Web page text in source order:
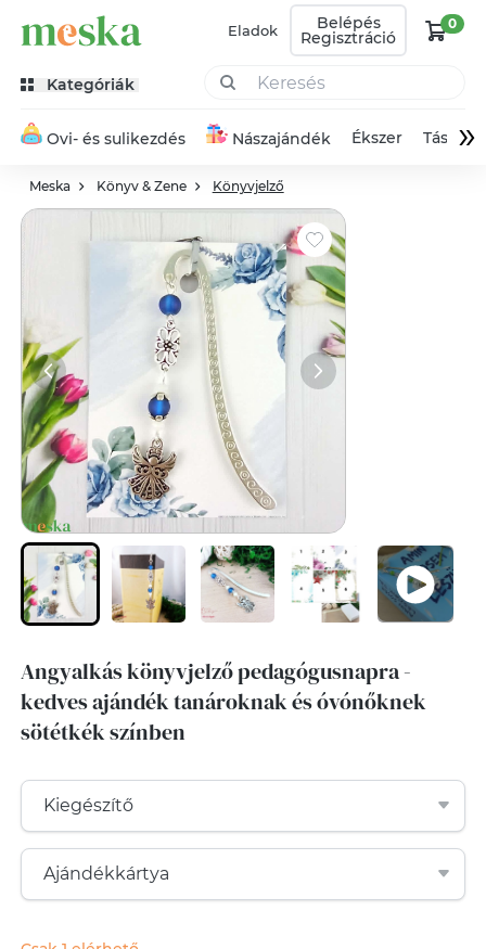
Eladok Belépés
Regisztráció
0
Kategóriák
Ovi- és sulikezdés Nászajándék Ékszer Táska»
Meska Könyv & Zene Könyvjelző
Angyalkás könyvjelző pedagógusnapra -
kedves ajándék tanároknak és óvónőknek
sötétkék színben